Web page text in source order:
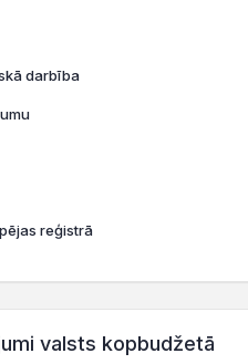
darbība
reģistrā
valsts kopbudžetā